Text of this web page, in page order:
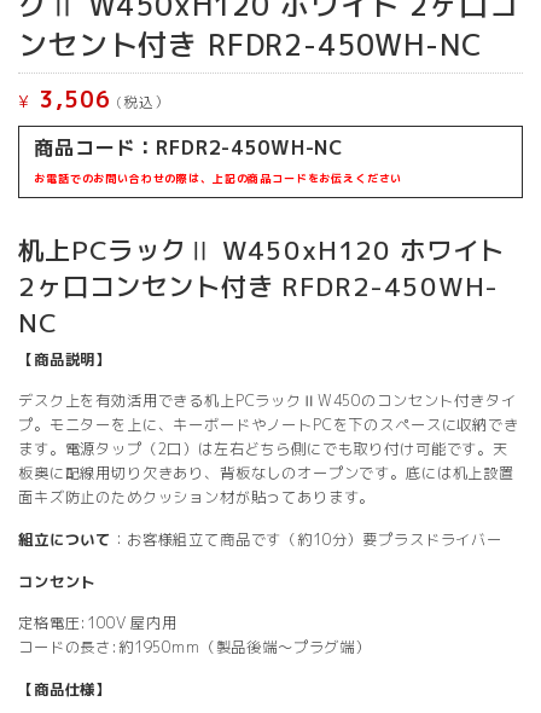
ンセント付き RFDR2-450WH-NC
¥ 3,506 (税込）
商品コード：RFDR2-450WH-NC
お電話でのお問い合わせの際は、上記の商品コードをお伝えください
机上PCラックⅡ W450xH120 ホワイト
2ヶ口コンセント付き RFDR2-450WH-
NC
【商品説明】
デスク上を有効活用できる机上PCラックⅡW450のコンセント付きタイ
プ。モニターを上に、キーボードやノートPCを下のスペースに収納でき
ます。電源タップ（2口）は左右どちら側にでも取り付け可能です。天
板奥に配線用切り欠きあり、背板なしのオープンです。底には机上設置
面キズ防止のためクッション材が貼ってあります。
組立について ：お客様組立て商品です（約10分）要プラスドライバー
コンセント
定格電圧:100V 屋内用
コードの長さ:約1950mm（製品後端～プラグ端）
【商品仕様】